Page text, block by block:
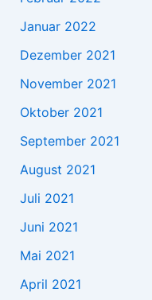
Januar 2022
Dezember 2021
November 2021
Oktober 2021
September 2021
August 2021
Juli 2021
Juni 2021
Mai 2021
April 2021